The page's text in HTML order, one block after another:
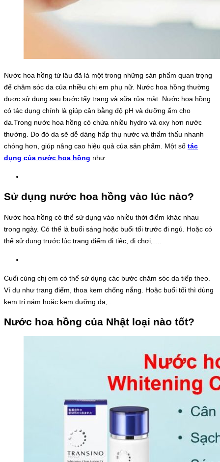
Nước hoa hồng từ lâu đã là một trong những sản phẩm quan trọng
để chăm sóc da của nhiều chị em phụ nữ. Nước hoa hồng thường
được sử dụng sau bước tẩy trang và sữa rửa mặt. Nước hoa hồng
có tác dụng chính là giúp cân bằng độ pH và dưỡng ẩm cho
da.Trong nước hoa hồng có chứa nhiều hydro và oxy hơn nước
thường. Do đó da sẽ dễ dàng hấp thụ nước và thẩm thấu nhanh
chóng hơn, giúp nâng cao hiệu quả của sản phẩm. Một số tác
dụng của nước hoa hồng như:
Sử dụng nước hoa hồng vào lúc nào?
Nước hoa hồng có thể sử dụng vào nhiều thời điểm khác nhau
trong ngày. Có thể là buổi sáng hoặc buổi tối trước đi ngủ. Hoặc có
thể sử dụng trước lúc trang điểm đi tiệc, đi chơi,….
Cuối cùng chị em có thể sử dụng các bước chăm sóc da tiếp theo.
Ví dụ như trang điểm, thoa kem chống nắng. Hoặc buổi tối thì dùng
kem trị nám hoặc kem dưỡng da,…
Nước hoa hồng của Nhật loại nào tốt?